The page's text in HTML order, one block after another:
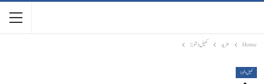
Home مزید کھیل و شوبز
کھیل و شوبز